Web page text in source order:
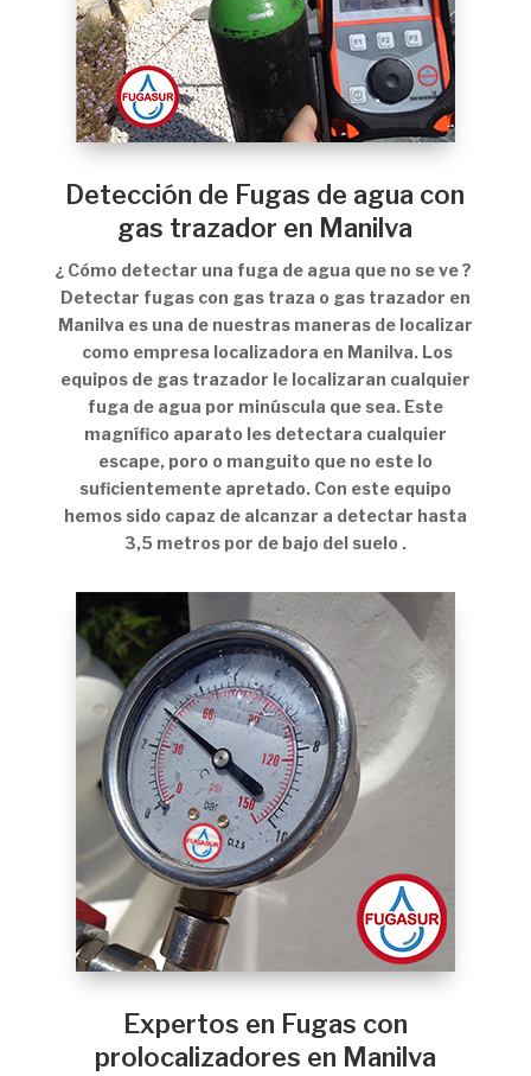
Detección de Fugas de agua con
gas trazador en Manilva
¿ Cómo detectar una fuga de agua que no se ve ?
Detectar fugas con gas traza o gas trazador en
Manilva es una de nuestras maneras de localizar
como empresa localizadora en Manilva. Los
equipos de gas trazador le localizaran cualquier
fuga de agua por minúscula que sea. Este
magnífico aparato les detectara cualquier
escape, poro o manguito que no este lo
suficientemente apretado. Con este equipo
hemos sido capaz de alcanzar a detectar hasta
3,5 metros por de bajo del suelo .
Expertos en Fugas con
prolocalizadores en Manilva